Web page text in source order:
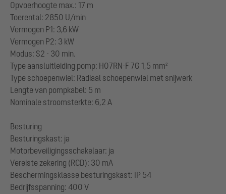
Opvoerhoogte max.: 17 m
Toerental: 2850 U/min
Vermogen P1: 3,6 kW
Vermogen P2: 3 kW
Modus: S2 - 30 min.
Type aansluitleiding pomp: H07RN-F 7G 1,5 mm²
Type schoepenwiel: Radiaal schoepenwiel met snijwerk
Lengte van pompkabel: 5 m
Nominale stroomsterkte: 6,2 A
Besturing
Besturingskast: ja
Motorbeveiligingsschakelaar: ja
Vereiste zekering (RCD): 30 mA
Beschermingsklasse besturingskast: IP 54
Bedrijfsspanning: 400 V